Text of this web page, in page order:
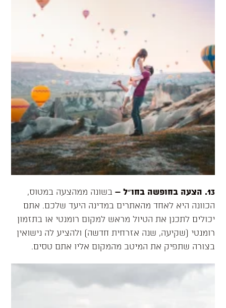
13. הצעה בחופשה בחו״ל – בשונה ממהצעה במטוס,
הכוונה היא לאחד מהאתרים במדינה היעד שלכם. אתם
יכולים לתכנן את הטיול מראש למקום רומנטי או בתזמון
רומנטי (שקיעה, שנה אזרחית חדשה) ולהציע לה נישואין
בצורה שתפיק את המיטב מהמקום אליו אתם טסים.